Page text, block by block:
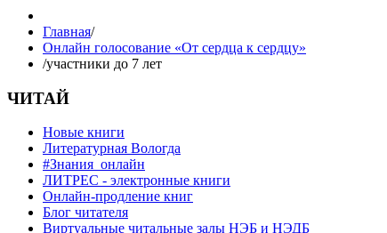
Главная/
Онлайн голосование «От сердца к сердцу»
/участники до 7 лет
ЧИТАЙ
Новые книги
Литературная Вологда
#Знания_онлайн
ЛИТРЕС - электронные книги
Онлайн-продление книг
Блог читателя
Виртуальные читальные залы НЭБ и НЭДБ